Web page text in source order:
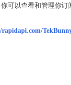
可以查看和管理你